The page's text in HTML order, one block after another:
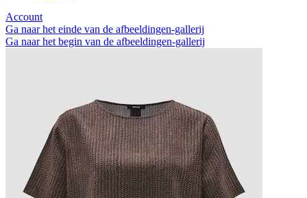
Account
Ga naar het einde van de afbeeldingen-gallerij
Ga naar het begin van de afbeeldingen-gallerij